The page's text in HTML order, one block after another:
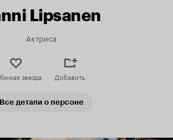
Lipsanen
Актриса
звезда Добавить
Все детали о персоне